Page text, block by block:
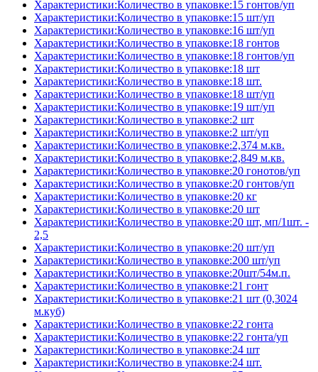
Характеристики:Количество в упаковке:15 гонтов/уп
Характеристики:Количество в упаковке:15 шт/уп
Характеристики:Количество в упаковке:16 шт/уп
Характеристики:Количество в упаковке:18 гонтов
Характеристики:Количество в упаковке:18 гонтов/уп
Характеристики:Количество в упаковке:18 шт
Характеристики:Количество в упаковке:18 шт.
Характеристики:Количество в упаковке:18 шт/уп
Характеристики:Количество в упаковке:19 шт/уп
Характеристики:Количество в упаковке:2 шт
Характеристики:Количество в упаковке:2 шт/уп
Характеристики:Количество в упаковке:2,374 м.кв.
Характеристики:Количество в упаковке:2,849 м.кв.
Характеристики:Количество в упаковке:20 гонотов/уп
Характеристики:Количество в упаковке:20 гонтов/уп
Характеристики:Количество в упаковке:20 кг
Характеристики:Количество в упаковке:20 шт
Характеристики:Количество в упаковке:20 шт, мп/1шт. -
2,5
Характеристики:Количество в упаковке:20 шт/уп
Характеристики:Количество в упаковке:200 шт/уп
Характеристики:Количество в упаковке:20шт/54м.п.
Характеристики:Количество в упаковке:21 гонт
Характеристики:Количество в упаковке:21 шт (0,3024
м.куб)
Характеристики:Количество в упаковке:22 гонта
Характеристики:Количество в упаковке:22 гонта/уп
Характеристики:Количество в упаковке:24 шт
Характеристики:Количество в упаковке:24 шт.